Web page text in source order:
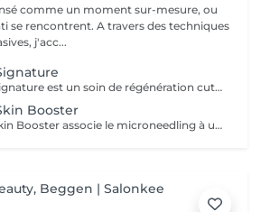
comme un moment sur-mesure, ou
A travers des techniques
j'acc...
Le micorneedling signature est un soin de régénération cutanée entièrement personnalisé. Après une analyse de votre peau, je sélectionne le protocole MG Collection (gamme Dermapen) le plus adapté à vos besoins afin de cibler efficacement les imperfections : manque d'éclat, ridules, pores dilatés, cicatrices d'acné, taches pigmentaires ou déshydratation. Le traitement est complété par un masque apaisant professionnel et une séance de LED pour favoriser la récupération cutanée, optimiser les résultats et réduire le temps de récupération. Ce soin est idéal pour : - Améliorer la qualité de la peau - Atténuer les taches pigmentaires - Redonner de l'éclat au teint - Atténuer les ridules - Resserrer les pores - Réduire les cicatrices d'acné et les imperfections
Booster
Le Microneedling Skin Booster associe le microneedling à un peeling biorevitalisant afin de stimuler intensément le renouvellement cutané sans éviction sociale. Cette combinaison permet d'améliorer la fermeté, la texture et l'éclat de la peau tout en atténuant les signes du vieillisement, les irrégularités pigmentaires et les cicatrices superficielles. Le soin est finalisé par un masque professionnel et une séance de LED afin d'apaiser la peau, soutenir sa régénération et optimiser les résultats. Idéal pour : - Peaux en manque de fermeté - Rides et ridules - Taches pigmentaires - Cicatrices d'acné - Teint terne - Prévention du vieillissement cutané